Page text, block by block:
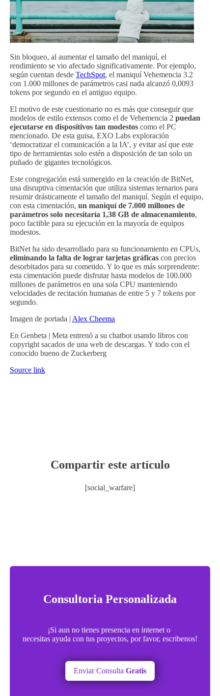
Sin bloqueo, al aumentar el tamaño del maniquí, el
rendimiento se vio afectado significativamente. Por ejemplo,
según cuentan desde TechSpot, el maniquí Vehemencia 3.2
con 1.000 millones de parámetros casi nada alcanzó 0,0093
tokens por segundo en el antiguo equipo.
El motivo de este cuestionario no es más que conseguir que
modelos de estilo extensos como el de Vehemencia 2 puedan
ejecutarse en dispositivos tan modestos como el PC
mencionado. De esta guisa, EXO Labs exploración
‘democratizar el comunicación a la IA’, y evitar así que este
tipo de herramientas solo estén a disposición de tan solo un
puñado de gigantes tecnológicos.
Este congregación está sumergido en la creación de BitNet,
una disruptiva cimentación que utiliza sistemas ternarios para
resumir drásticamente el tamaño del maniquí. Según el equipo,
con esta cimentación, un maniquí de 7.000 millones de
parámetros solo necesitaría 1,38 GB de almacenamiento,
poco factible para su ejecución en la mayoría de equipos
modestos.
BitNet ha sido desarrollado para su funcionamiento en CPUs,
eliminando la falta de lograr tarjetas gráficas con precios
desorbitados para su cometido. Y lo que es más sorprendente:
esta cimentación puede disfrutar hasta modelos de 100.000
millones de parámetros en una sola CPU manteniendo
velocidades de recitación humanas de entre 5 y 7 tokens por
segundo.
Imagen de portada | Alex Cheema
En Genbeta | Meta entrenó a su chatbot usando libros con
copyright sacados de una web de descargas. Y todo con el
conocido bueno de Zuckerberg
Source link
Compartir este artículo
[social_warfare]
Consultoria Personalizada
¡Si aun no tienes presencia en internet o
necesitas ayuda con tus proyectos, por favor, escribenos!
Enviar Consulta Gratis